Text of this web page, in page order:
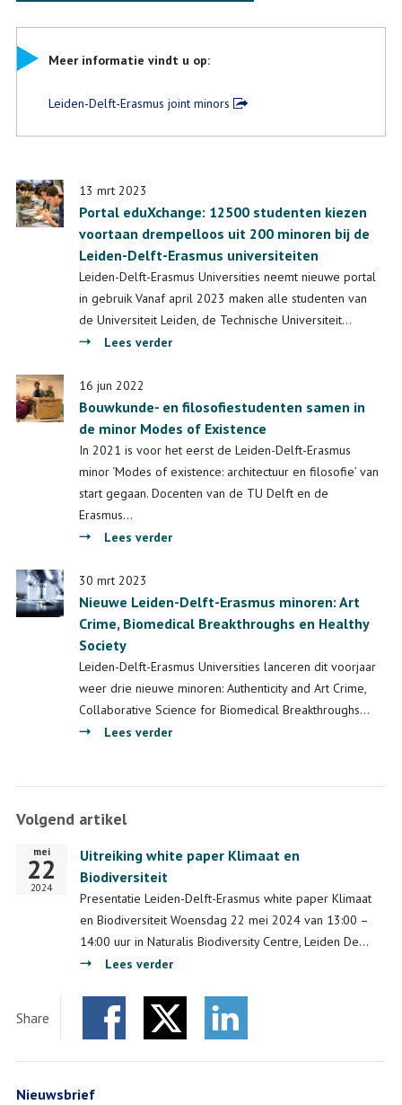
Meer informatie vindt u op:
Leiden-Delft-Erasmus joint minors
13 mrt 2023
Portal eduXchange: 12500 studenten kiezen
voortaan drempelloos uit 200 minoren bij de
Leiden-Delft-Erasmus universiteiten
Leiden-Delft-Erasmus Universities neemt nieuwe portal
in gebruik Vanaf april 2023 maken alle studenten van
de Universiteit Leiden, de Technische Universiteit…
Lees verderover
12500
studenten
kiezen
voortaan
drempelloos
200
de
Leiden-
Erasmus
universiteiten
16 jun 2022
Bouwkunde- en filosofiestudenten samen in
de minor Modes of Existence
In 2021 is voor het eerst de Leiden-Delft-Erasmus
minor ‘Modes of existence: architectuur en filosofie’ van
start gegaan. Docenten van de TU Delft en de
Erasmus…
Lees verderover
filosofiestudenten
samen
de
minor
Modes
of
30 mrt 2023
Nieuwe Leiden-Delft-Erasmus minoren: Art
Crime, Biomedical Breakthroughs en Healthy
Society
Leiden-Delft-Erasmus Universities lanceren dit voorjaar
weer drie nieuwe minoren: Authenticity and Art Crime,
Collaborative Science for Biomedical Breakthroughs…
Lees verderover
Art
Biomedical
Breakthroughs
en
Healthy
Volgend artikel
Startdatum
mei
22
2024
Uitreiking white paper Klimaat en
Biodiversiteit
Presentatie Leiden-Delft-Erasmus white paper Klimaat
en Biodiversiteit Woensdag 22 mei 2024 van 13:00 –
14:00 uur in Naturalis Biodiversity Centre, Leiden De…
Lees verder
white
paper
Share
Nieuwsbrief